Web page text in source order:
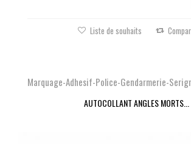
Liste de souhaits
Marquage-Adhesif-Police-Gendarmerie-
AUTOCOLLANT ANGLES MORTS...